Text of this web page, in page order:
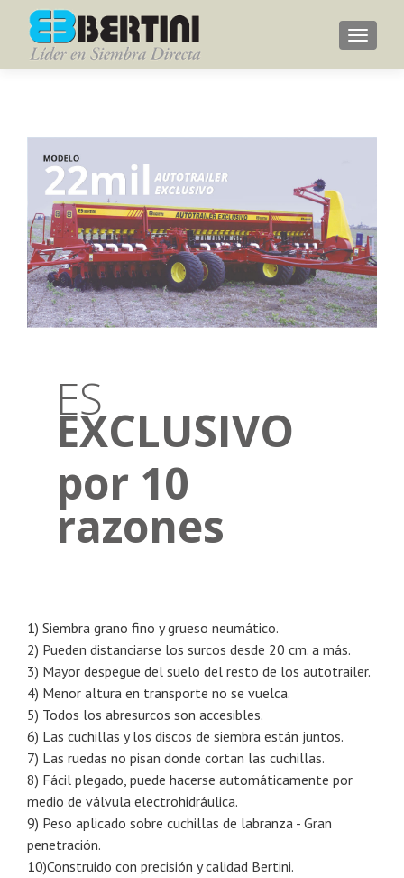
Menu
ES
EXCLUSIVO
por 10
razones
1) Siembra grano fino y grueso neumático.
2) Pueden distanciarse los surcos desde 20 cm. a más.
3) Mayor despegue del suelo del resto de los autotrailer.
4) Menor altura en transporte no se vuelca.
5) Todos los abresurcos son accesibles.
6) Las cuchillas y los discos de siembra están juntos.
7) Las ruedas no pisan donde cortan las cuchillas.
8) Fácil plegado, puede hacerse automáticamente por
medio de válvula electrohidráulica.
9) Peso aplicado sobre cuchillas de labranza - Gran
penetración.
10)Construido con precisión y calidad Bertini.